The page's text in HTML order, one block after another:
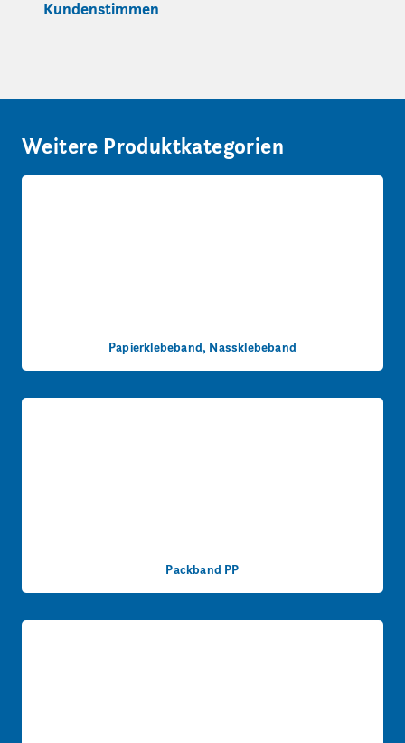
Kundenstimmen
Weitere Produktkategorien
Papierklebeband, Nassklebeband
Packband PP